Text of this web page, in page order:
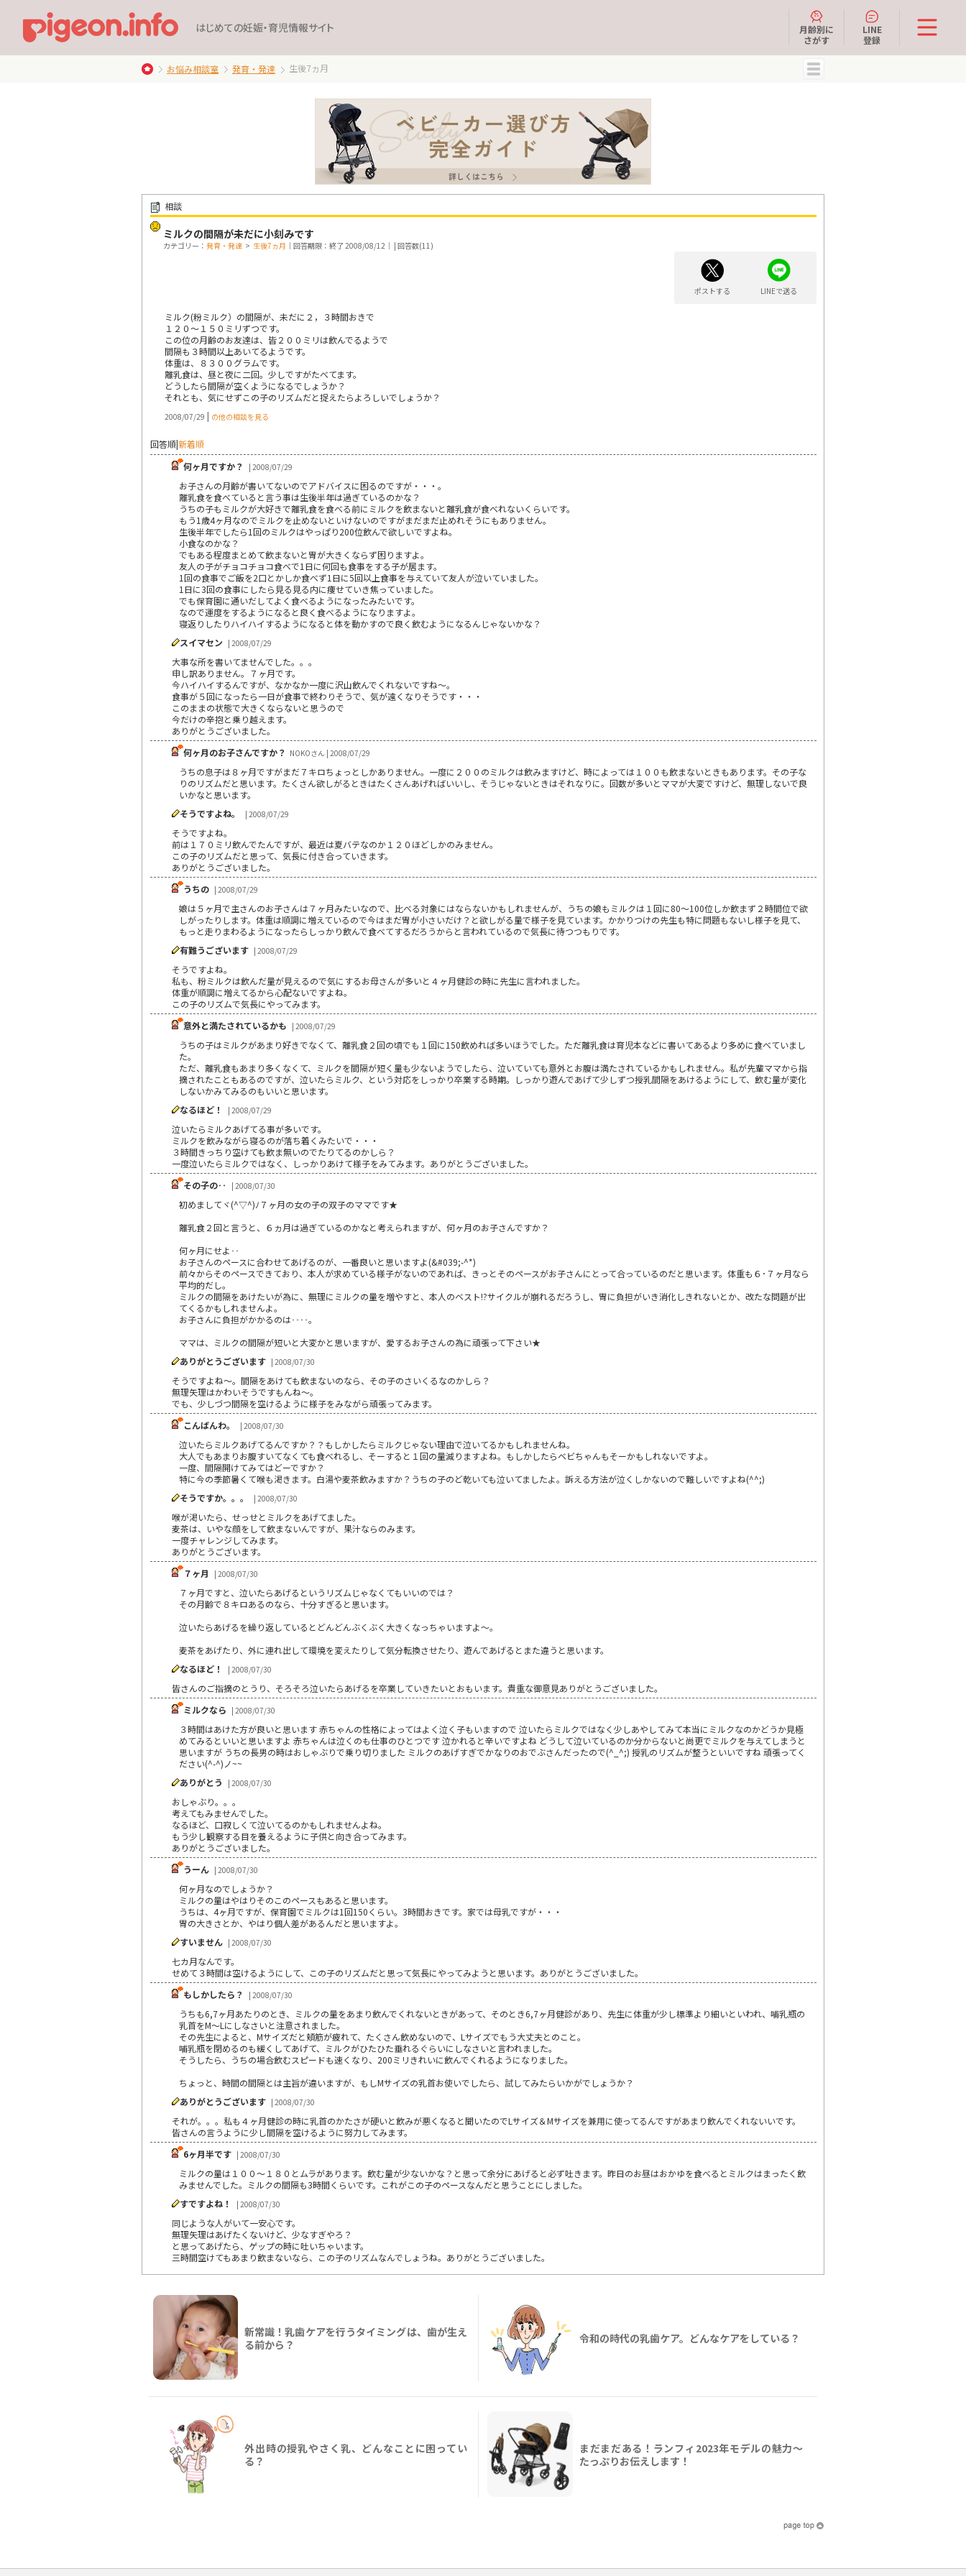
はじめての妊娠・育児情報サイト
月齢別に
さがす
LINE
登録
お悩み相談室 発育・発達 生後7ヵ月
相談
ミルクの間隔が未だに小刻みです
カテゴリー： 発育・発達 > 生後7ヵ月 ｜回答期限：終了 2008/08/12｜ | 回答数(11)
ポストする LINEで送る
ミルク(粉ミルク）の間隔が、未だに２，３時間おきで
１２０～１５０ミリずつです。
この位の月齢のお友達は、皆２００ミリは飲んでるようで
間隔も３時間以上あいてるようです。
体重は、８３００グラムです。
離乳食は、昼と夜に二回。少しですがたべてます。
どうしたら間隔が空くようになるでしょうか？
それとも、気にせずこの子のリズムだと捉えたらよろしいでしょうか？
2008/07/29 | の他の相談を見る
回答順|新着順
何ヶ月ですか？
| 2008/07/29
お子さんの月齢が書いてないのでアドバイスに困るのですが・・・。
離乳食を食べていると言う事は生後半年は過ぎているのかな？
うちの子もミルクが大好きで離乳食を食べる前にミルクを飲まないと離乳食が食べれないくらいです。
もう1歳4ヶ月なのでミルクを止めないといけないのですがまだまだ止めれそうにもありません。
生後半年でしたら1回のミルクはやっぱり200位飲んで欲しいですよね。
小食なのかな？
でもある程度まとめて飲まないと胃が大きくならず困りますよ。
友人の子がチョコチョコ食べで1日に何回も食事をする子が居ます。
1回の食事でご飯を2口とかしか食べず1日に5回以上食事を与えていて友人が泣いていました。
1日に3回の食事にしたら見る見る内に痩せていき焦っていました。
でも保育園に通いだしてよく食べるようになったみたいです。
なので運度をするようになると良く食べるようになりますよ。
寝返りしたりハイハイするようになると体を動かすので良く飲むようになるんじゃないかな？
スイマセン | 2008/07/29
大事な所を書いてませんでした。。。
申し訳ありません。７ヶ月です。
今ハイハイするんですが、なかなか一度に沢山飲んでくれないですね～。
食事が５回になったら一日が食事で終わりそうで、気が遠くなりそうです・・・
このままの状態で大きくならないと思うので
今だけの辛抱と乗り越えます。
ありがとうございました。
何ヶ月のお子さんですか？ NOKOさん | 2008/07/29
うちの息子は８ヶ月ですがまだ７キロちょっとしかありません。一度に２００のミルクは飲みますけど、時によっては１００も飲まないときもあります。その子な
りのリズムだと思います。たくさん欲しがるときはたくさんあげればいいし、そうじゃないときはそれなりに。回数が多いとママが大変ですけど、無理しないで良
いかなと思います。
そうですよね。
| 2008/07/29
そうですよね。
前は１７０ミリ飲んでたんですが、最近は夏バテなのか１２０ほどしかのみません。
この子のリズムだと思って、気長に付き合っていきます。
ありがとうございました。
うちの | 2008/07/29
娘は５ヶ月で主さんのお子さんは７ヶ月みたいなので、比べる対象にはならないかもしれませんが、うちの娘もミルクは１回に80～100位しか飲まず２時間位で欲
しがったりします。体重は順調に増えているので今はまだ胃が小さいだけ？と欲しがる量で様子を見ています。かかりつけの先生も特に問題もないし様子を見て、
もっと走りまわるようになったらしっかり飲んで食べてするだろうからと言われているので気長に待つつもりです。
有難うございます | 2008/07/29
そうですよね。
私も、粉ミルクは飲んだ量が見えるので気にするお母さんが多いと４ヶ月健診の時に先生に言われました。
体重が順調に増えてるから心配ないですよね。
この子のリズムで気長にやってみます。
意外と満たされているかも | 2008/07/29
うちの子はミルクがあまり好きでなくて、離乳食２回の頃でも１回に150飲めれば多いほうでした。ただ離乳食は育児本などに書いてあるより多めに食べていまし
た。
ただ、離乳食もあまり多くなくて、ミルクを間隔が短く量も少ないようでしたら、泣いていても意外とお腹は満たされているかもしれません。私が先輩ママから指
摘されたこともあるのですが、泣いたらミルク、という対応をしっかり卒業する時期。しっかり遊んであげて少しずつ授乳間隔をあけるようにして、飲む量が変化
しないかみてみるのもいいと思います。
なるほど！
| 2008/07/29
泣いたらミルクあげてる事が多いです。
ミルクを飲みながら寝るのが落ち着くみたいで・・・
３時間きっちり空けても飲ま無いのでたりてるのかしら？
一度泣いたらミルクではなく、しっかりあけて様子をみてみます。ありがとうございました。
その子の‥
| 2008/07/30
初めましてヾ(^▽^)ﾉ７ヶ月の女の子の双子のママです★
離乳食２回と言うと、６ヵ月は過ぎているのかなと考えられますが、何ヶ月のお子さんですか？
何ヶ月にせよ‥
お子さんのペースに合わせてあげるのが、一番良いと思いますよ(&#039;-^*)
前々からそのペースできており、本人が求めている様子がないのであれば、きっとそのペースがお子さんにとって合っているのだと思います。体重も６･７ヶ月なら
平均的だし。
ミルクの間隔をあけたいが為に、無理にミルクの量を増やすと、本人のベスト!?サイクルが崩れるだろうし、胃に負担がいき消化しきれないとか、改たな問題が出
てくるかもしれませんよ。
お子さんに負担がかかるのは‥‥。
ママは、ミルクの間隔が短いと大変かと思いますが、愛するお子さんの為に頑張って下さい★
ありがとうございます | 2008/07/30
そうですよね～。間隔をあけても飲まないのなら、その子のさいくるなのかしら？
無理矢理はかわいそうですもんね～。
でも、少しづつ間隔を空けるように様子をみながら頑張ってみます。
こんばんわ。
| 2008/07/30
泣いたらミルクあげてるんですか？？もしかしたらミルクじゃない理由で泣いてるかもしれませんね。
大人でもあまりお腹すいてなくても食べれるし、そーすると１回の量減りますよね。もしかしたらベビちゃんもそーかもしれないですよ。
一度、間隔開けてみてはどーですか？
特に今の季節暑くて喉も渇きます。白湯や麦茶飲みますか？うちの子のど乾いても泣いてましたよ。訴える方法が泣くしかないので難しいですよね(^^;)
そうですか。。。
| 2008/07/30
喉が渇いたら、せっせとミルクをあげてました。
麦茶は、いやな顔をして飲まないんですが、果汁ならのみます。
一度チャレンジしてみます。
ありがとうございます。
７ヶ月
| 2008/07/30
７ヶ月ですと、泣いたらあげるというリズムじゃなくてもいいのでは？
その月齢で８キロあるのなら、十分すぎると思います。
泣いたらあげるを繰り返しているとどんどんぶくぶく大きくなっちゃいますよ～。
麦茶をあげたり、外に連れ出して環境を変えたりして気分転換させたり、遊んであげるとまた違うと思います。
なるほど！
| 2008/07/30
皆さんのご指摘のとうり、そろそろ泣いたらあげるを卒業していきたいとおもいます。貴重な御意見ありがとうございました。
ミルクなら | 2008/07/30
３時間はあけた方が良いと思います 赤ちゃんの性格によってはよく泣く子もいますので 泣いたらミルクではなく少しあやしてみて本当にミルクなのかどうか見極
めてみるといいと思いますよ 赤ちゃんは泣くのも仕事のひとつです 泣かれると辛いですよね どうして泣いているのか分からないと尚更でミルクを与えてしまうと
思いますが うちの長男の時はおしゃぶりで乗り切りました ミルクのあげすぎでかなりのおでぶさんだったので(^_^;) 授乳のリズムが整うといいですね 頑張ってく
ださい(^-^)ノ~~
ありがとう
| 2008/07/30
おしゃぶり。。。
考えてもみませんでした。
なるほど、口寂しくて泣いてるのかもしれませんよね。
もう少し観察する目を養えるように子供と向き合ってみます。
ありがとうございました。
うーん | 2008/07/30
何ヶ月なのでしょうか？
ミルクの量はやはりそのこのペースもあると思います。
うちは、4ヶ月ですが、保育園でミルクは1回150くらい。3時間おきです。家では母乳ですが・・・
胃の大きさとか、やはり個人差があるんだと思いますよ。
すいません | 2008/07/30
七カ月なんです。
せめて３時間は空けるようにして、この子のリズムだと思って気長にやってみようと思います。ありがとうございました。
もしかしたら？
| 2008/07/30
うちも6,7ヶ月あたりのとき、ミルクの量をあまり飲んでくれないときがあって、そのとき6,7ヶ月健診があり、先生に体重が少し標準より細いといわれ、哺乳瓶の
乳首をM～Lにしなさいと注意されました。
その先生によると、Mサイズだと頬筋が疲れて、たくさん飲めないので、Lサイズでもう大丈夫とのこと。
哺乳瓶を閉めるのも緩くしてあげて、ミルクがひたひた垂れるぐらいにしなさいと言われました。
そうしたら、うちの場合飲むスピードも速くなり、200ミリきれいに飲んでくれるようになりました。
ちょっと、時間の間隔とは主旨が違いますが、もしMサイズの乳首お使いでしたら、試してみたらいかがでしょうか？
ありがとうございます | 2008/07/30
それが。。。私も４ヶ月健診の時に乳首のかたさが硬いと飲みが悪くなると聞いたのでLサイズ＆Mサイズを兼用に使ってるんですがあまり飲んでくれないいです。
皆さんの言うように少し間隔を空けるように努力してみます。
6ヶ月半です | 2008/07/30
ミルクの量は１００～１８０とムラがあります。飲む量が少ないかな？と思って余分にあげると必ず吐きます。昨日のお昼はおかゆを食べるとミルクはまったく飲
みませんでした。ミルクの間隔も3時間くらいです。これがこの子のペースなんだと思うことにしました。
すですよね！
| 2008/07/30
同じような人がいて一安心です。
無理矢理はあげたくないけど、少なすぎやろ？
と思ってあげたら、ゲップの時に吐いちゃいます。
三時間空けてもあまり飲まないなら、この子のリズムなんでしょうね。ありがとうございました。
新常識！乳歯ケアを行うタイミングは、歯が生え
る前から？
令和の時代の乳歯ケア。どんなケアをしている？
外出時の授乳やさく乳、どんなことに困ってい
る？
まだまだある！ランフィ2023年モデルの魅力～
たっぷりお伝えします！